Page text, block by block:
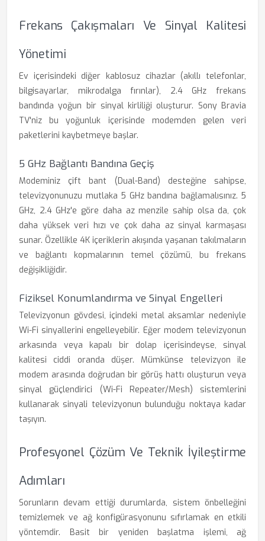
Frekans Çakışmaları Ve Sinyal Kalitesi
Yönetimi
Ev içerisindeki diğer kablosuz cihazlar (akıllı telefonlar,
bilgisayarlar, mikrodalga fırınlar), 2.4 GHz frekans
bandında yoğun bir sinyal kirliliği oluşturur. Sony Bravia
TV'niz bu yoğunluk içerisinde modemden gelen veri
paketlerini kaybetmeye başlar.
5 GHz Bağlantı Bandına Geçiş
Modeminiz çift bant (Dual-Band) desteğine sahipse,
televizyonunuzu mutlaka 5 GHz bandına bağlamalısınız. 5
GHz, 2.4 GHz'e göre daha az menzile sahip olsa da, çok
daha yüksek veri hızı ve çok daha az sinyal karmaşası
sunar. Özellikle 4K içeriklerin akışında yaşanan takılmaların
ve bağlantı kopmalarının temel çözümü, bu frekans
değişikliğidir.
Fiziksel Konumlandırma ve Sinyal Engelleri
Televizyonun gövdesi, içindeki metal aksamlar nedeniyle
Wi-Fi sinyallerini engelleyebilir. Eğer modem televizyonun
arkasında veya kapalı bir dolap içerisindeyse, sinyal
kalitesi ciddi oranda düşer. Mümkünse televizyon ile
modem arasında doğrudan bir görüş hattı oluşturun veya
sinyal güçlendirici (Wi-Fi Repeater/Mesh) sistemlerini
kullanarak sinyali televizyonun bulunduğu noktaya kadar
taşıyın.
Profesyonel Çözüm Ve Teknik İyileştirme
Adımları
Sorunların devam ettiği durumlarda, sistem önbelleğini
temizlemek ve ağ konfigürasyonunu sıfırlamak en etkili
yöntemdir. Basit bir yeniden başlatma işlemi, ağ